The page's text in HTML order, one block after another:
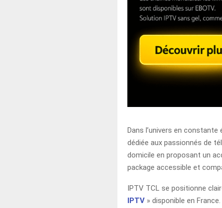
Dans l’univers en
dédiée aux passionnés de
domicile en proposant un
package accessible et
IPTV TCL se positionne
IPTV » disponible en